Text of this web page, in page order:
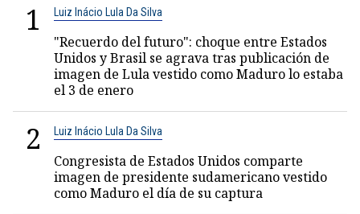
1 Luiz Inácio Lula Da Silva
"Recuerdo del futuro": choque entre Estados
Unidos y Brasil se agrava tras publicación de
imagen de Lula vestido como Maduro lo estaba
el 3 de enero
2 Luiz Inácio Lula Da Silva
Congresista de Estados Unidos comparte
imagen de presidente sudamericano vestido
como Maduro el día de su captura